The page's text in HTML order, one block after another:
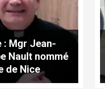
: Mgr Jean-
Nault nommé
de Nice